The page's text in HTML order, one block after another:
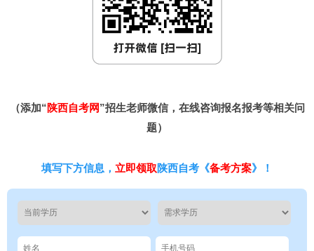
（添加“陕西自考网”招生老师微信，在线咨询报名报考等相关问
题）
填写下方信息， 立即领取陕西自考《备考方案》！